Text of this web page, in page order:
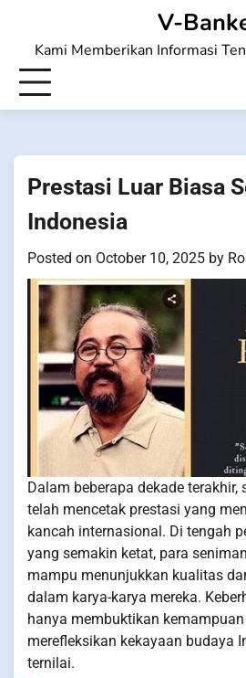
content
V-
Kami Memberikan Informasi
Prestasi Luar Biasa
Indonesia
Posted on October 10, 2025 by
Dalam beberapa dekade terakhir,
telah mencetak prestasi yang
kancah internasional. Di tengah
yang semakin ketat, para
mampu menunjukkan kualitas
dalam karya-karya mereka.
hanya membuktikan
merefleksikan kekayaan budaya
ternilai.